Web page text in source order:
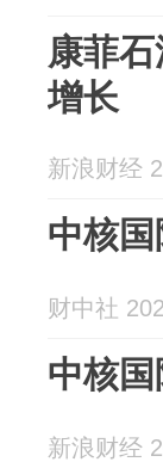
康菲
增长
新浪财经
中核
财中社
中核
新浪财经